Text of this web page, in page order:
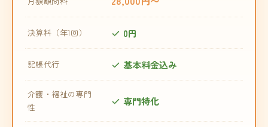
決算料（年1回） 0円
記帳代行 基本料金込み
介護・福祉の専門
性
専門特化